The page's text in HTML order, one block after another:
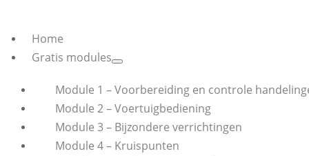
Home
Gratis modules
Module 1 – Voorbereiding en controle
Module 2 – Voertuigbediening
Module 3 – Bijzondere verrichtingen
Module 4 – Kruispunten